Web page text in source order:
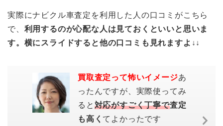
実際にナビクル車査定を利用した人の口コミがこちら
で、 利用するのが心配な人は見ておくといいと思いま
す。横にスライドすると他の口コミも見れますよ↓↓
買取査定って怖いイメージあ
ったんですが、実際使ってみ
ると 対応がすごく丁寧で査定
も高く てよかったです